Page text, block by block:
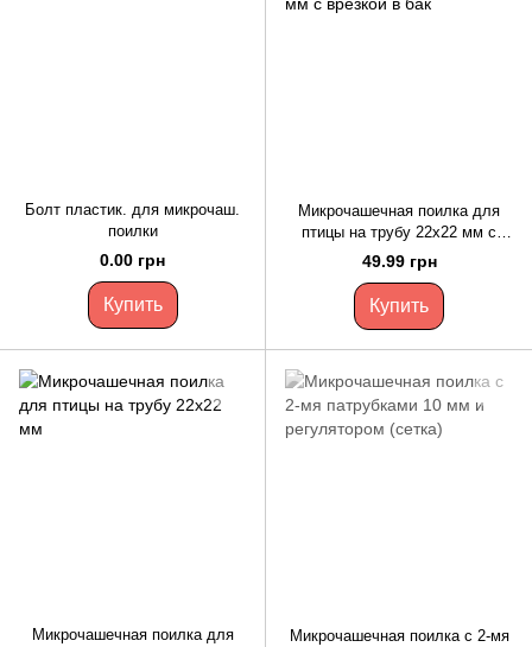
Болт пластик. для микрочаш.
поилки
0.00 грн
Купить
Микрочашечная поилка для
птицы на трубу 22х22 мм с
врезкой в бак
49.99 грн
Купить
Микрочашечная поилка для
Микрочашечная поилка с 2-мя